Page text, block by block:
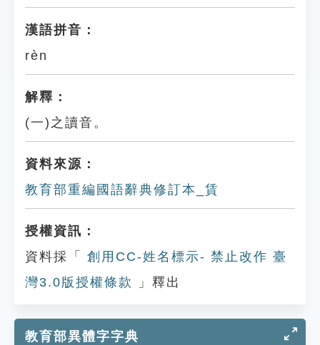
漢語拼音：
rèn
解釋：
(一)之讀音。
資料來源：
教育部重編國語辭典修訂本_賃
授權資訊：
資料採「
創用CC-姓名標示- 禁止改作 臺
灣3.0版授權條款
」釋出
教育部異體字字典